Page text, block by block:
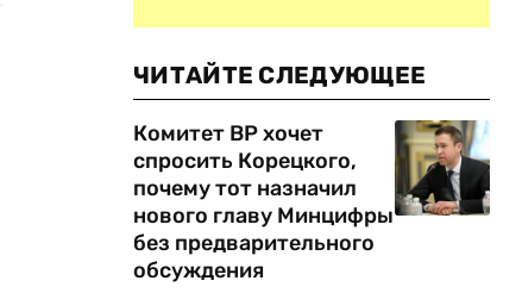
ЧИТАЙТЕ СЛЕДУЮЩЕЕ
Комитет ВР хочет
спросить Корецкого,
почему тот назначил
нового главу Минцифры
без предварительного
обсуждения